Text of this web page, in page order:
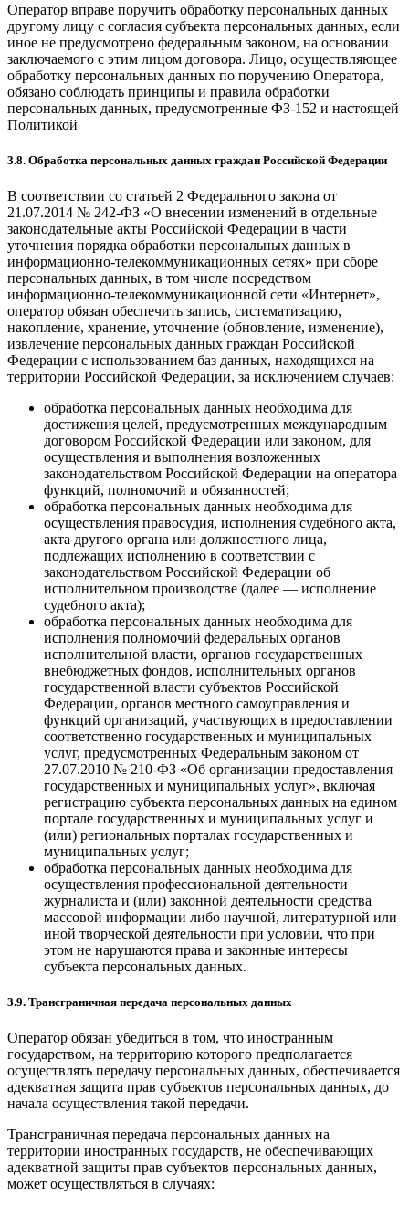
Оператор вправе поручить обработку персональных данных
другому лицу с согласия субъекта персональных данных, если
иное не предусмотрено федеральным законом, на основании
заключаемого с этим лицом договора. Лицо, осуществляющее
обработку персональных данных по поручению Оператора,
обязано соблюдать принципы и правила обработки
персональных данных, предусмотренные ФЗ-152 и настоящей
Политикой
3.8. Обработка персональных данных граждан Российской Федерации
В соответствии со статьей 2 Федерального закона от
21.07.2014 № 242-ФЗ «О внесении изменений в отдельные
законодательные акты Российской Федерации в части
уточнения порядка обработки персональных данных в
информационно-телекоммуникационных сетях» при сборе
персональных данных, в том числе посредством
информационно-телекоммуникационной сети «Интернет»,
оператор обязан обеспечить запись, систематизацию,
накопление, хранение, уточнение (обновление, изменение),
извлечение персональных данных граждан Российской
Федерации с использованием баз данных, находящихся на
территории Российской Федерации, за исключением случаев:
обработка персональных данных необходима для
достижения целей, предусмотренных международным
договором Российской Федерации или законом, для
осуществления и выполнения возложенных
законодательством Российской Федерации на оператора
функций, полномочий и обязанностей;
обработка персональных данных необходима для
осуществления правосудия, исполнения судебного акта,
акта другого органа или должностного лица,
подлежащих исполнению в соответствии с
законодательством Российской Федерации об
исполнительном производстве (далее — исполнение
судебного акта);
обработка персональных данных необходима для
исполнения полномочий федеральных органов
исполнительной власти, органов государственных
внебюджетных фондов, исполнительных органов
государственной власти субъектов Российской
Федерации, органов местного самоуправления и
функций организаций, участвующих в предоставлении
соответственно государственных и муниципальных
услуг, предусмотренных Федеральным законом от
27.07.2010 № 210-ФЗ «Об организации предоставления
государственных и муниципальных услуг», включая
регистрацию субъекта персональных данных на едином
портале государственных и муниципальных услуг и
(или) региональных порталах государственных и
муниципальных услуг;
обработка персональных данных необходима для
осуществления профессиональной деятельности
журналиста и (или) законной деятельности средства
массовой информации либо научной, литературной или
иной творческой деятельности при условии, что при
этом не нарушаются права и законные интересы
субъекта персональных данных.
3.9. Трансграничная передача персональных данных
Оператор обязан убедиться в том, что иностранным
государством, на территорию которого предполагается
осуществлять передачу персональных данных, обеспечивается
адекватная защита прав субъектов персональных данных, до
начала осуществления такой передачи.
Трансграничная передача персональных данных на
территории иностранных государств, не обеспечивающих
адекватной защиты прав субъектов персональных данных,
может осуществляться в случаях: